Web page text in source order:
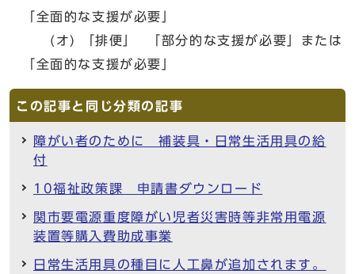
「全面的な支援が必要」
(オ) 「排便」 「部分的な支援が必要」または
「全面的な支援が必要」
この記事と同じ分類の記事
障がい者のために 補装具・日常生活用具の給
付
10福祉政策課 申請書ダウンロード
関市要電源重度障がい児者災害時等非常用電源
装置等購入費助成事業
日常生活用具の種目に人工鼻が追加されます。